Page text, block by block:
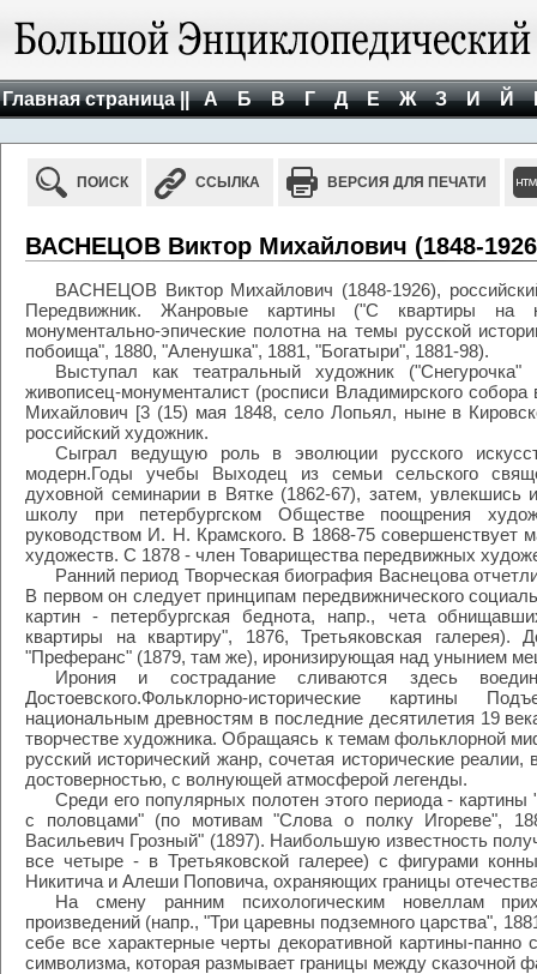
Главная страница || А Б В Г Д Е Ж З И Й
ПОИСК ССЫЛКА ВЕРСИЯ ДЛЯ ПЕЧАТИ
ВАСНЕЦОВ Виктор Михайлович (1848-
ВАСНЕЦОВ Виктор Михайлович (1848-1926),
Передвижник. Жанровые картины ("С квартиры на
монументально-эпические полотна на темы русской
побоища", 1880, "Аленушка", 1881, "Богатыри", 1881-98).
Выступал как театральный художник
живописец-монументалист (росписи Владимирского
Михайлович [3 (15) мая 1848, село Лопьял, ныне в
российский художник.
Сыграл ведущую роль в эволюции русского
модерн.Годы учебы Выходец из семьи сельского
духовной семинарии в Вятке (1862-67), затем, увлекшись
школу при петербургском Обществе поощрения
руководством И. Н. Крамского. В 1868-75 совершенствует
художеств. С 1878 - член Товарищества передвижных
Ранний период Творческая биография Васнецова
В первом он следует принципам передвижнического
картин - петербургская беднота, напр., чета
квартиры на квартиру", 1876, Третьяковская галерея).
"Преферанс" (1879, там же), иронизирующая над унынием
Ирония и сострадание сливаются здесь
Достоевского.Фольклорно-исторические картины
национальным древностям в последние десятилетия 19
творчестве художника. Обращаясь к темам фольклорной
русский исторический жанр, сочетая исторические реалии,
достоверностью, с волнующей атмосферой легенды.
Среди его популярных полотен этого периода -
с половцами" (по мотивам "Слова о полку Игореве",
Васильевич Грозный" (1897). Наибольшую известность
все четыре - в Третьяковской галерее) с фигурами
Никитича и Алеши Поповича, охраняющих границы
На смену ранним психологическим новеллам
произведений (напр., "Три царевны подземного царства",
себе все характерные черты декоративной картины-панно
символизма, которая размывает границы между сказочной